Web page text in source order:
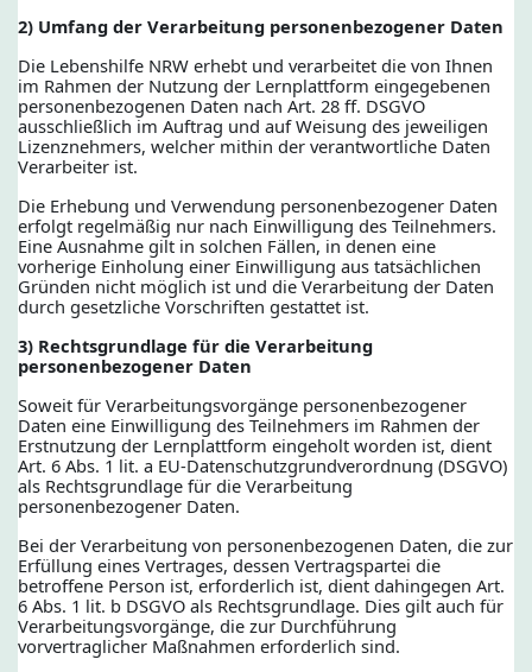
2) Umfang der Verarbeitung personenbezogener Daten
Die Lebenshilfe NRW erhebt und verarbeitet die von Ihnen
im Rahmen der Nutzung der Lernplattform eingegebenen
personenbezogenen Daten nach Art. 28 ff. DSGVO
ausschließlich im Auftrag und auf Weisung des jeweiligen
Lizenznehmers, welcher mithin der verantwortliche Daten
Verarbeiter ist.
Die Erhebung und Verwendung personenbezogener Daten
erfolgt regelmäßig nur nach Einwilligung des Teilnehmers.
Eine Ausnahme gilt in solchen Fällen, in denen eine
vorherige Einholung einer Einwilligung aus tatsächlichen
Gründen nicht möglich ist und die Verarbeitung der Daten
durch gesetzliche Vorschriften gestattet ist.
3) Rechtsgrundlage für die Verarbeitung
personenbezogener Daten
Soweit für Verarbeitungsvorgänge personenbezogener
Daten eine Einwilligung des Teilnehmers im Rahmen der
Erstnutzung der Lernplattform eingeholt worden ist, dient
Art. 6 Abs. 1 lit. a EU-Datenschutzgrundverordnung (DSGVO)
als Rechtsgrundlage für die Verarbeitung
personenbezogener Daten.
Bei der Verarbeitung von personenbezogenen Daten, die zur
Erfüllung eines Vertrages, dessen Vertragspartei die
betroffene Person ist, erforderlich ist, dient dahingegen Art.
6 Abs. 1 lit. b DSGVO als Rechtsgrundlage. Dies gilt auch für
Verarbeitungsvorgänge, die zur Durchführung
vorvertraglicher Maßnahmen erforderlich sind.